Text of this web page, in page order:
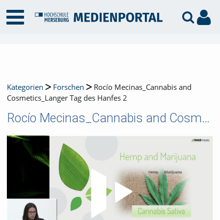
Kategorien Forschen
Rocío Mecinas_Cannabis and
Cosmetics_Langer Tag des Hanfes 2
Rocío Mecinas_Cannabis and Cosmetics_Langer Tag des Hanfes 2